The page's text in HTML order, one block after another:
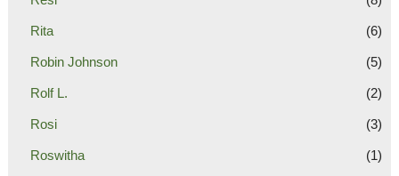
Rita (6)
Robin Johnson (5)
Rolf L. (2)
Rosi (3)
Roswitha (1)